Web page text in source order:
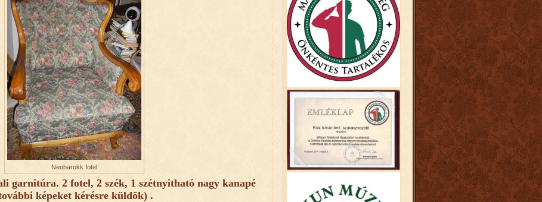
Neobarokk fotel
garnitúra. 2 fotel, 2 szék, 1 szétnyitható nagy kanapé
képeket kérésre küldök) .